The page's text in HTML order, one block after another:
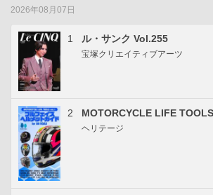
2026年08月07日
1 ル・サンク Vol.255
宝塚クリエイティブアーツ
2 MOTORCYCLE LIFE
ヘリテージ